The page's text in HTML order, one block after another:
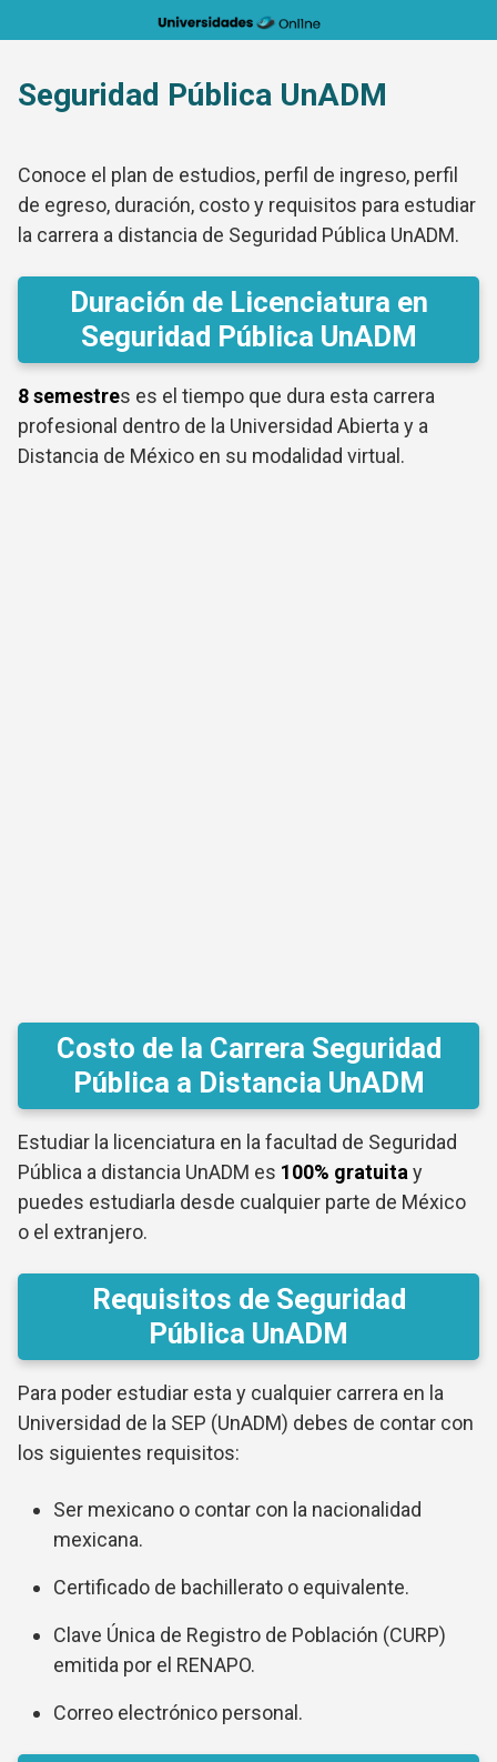
al
Seguridad Pública UnADM
Conoce el plan de estudios, perfil de ingreso, perfil
de egreso, duración, costo y requisitos para estudiar
la carrera a distancia de Seguridad Pública UnADM.
Duración de Licenciatura en
Seguridad Pública UnADM
8 semestres es el tiempo que dura esta carrera
profesional dentro de la Universidad Abierta y a
Distancia de México en su modalidad virtual.
Costo de la Carrera Seguridad
Pública a Distancia UnADM
Estudiar la licenciatura en la facultad de Seguridad
Pública a distancia UnADM es 100% gratuita y
puedes estudiarla desde cualquier parte de México
o el extranjero.
Requisitos de Seguridad
Pública UnADM
Para poder estudiar esta y cualquier carrera en la
Universidad de la SEP (UnADM) debes de contar con
los siguientes requisitos:
Ser mexicano o contar con la nacionalidad
mexicana.
Certificado de bachillerato o equivalente.
Clave Única de Registro de Población (CURP)
emitida por el RENAPO.
Correo electrónico personal.